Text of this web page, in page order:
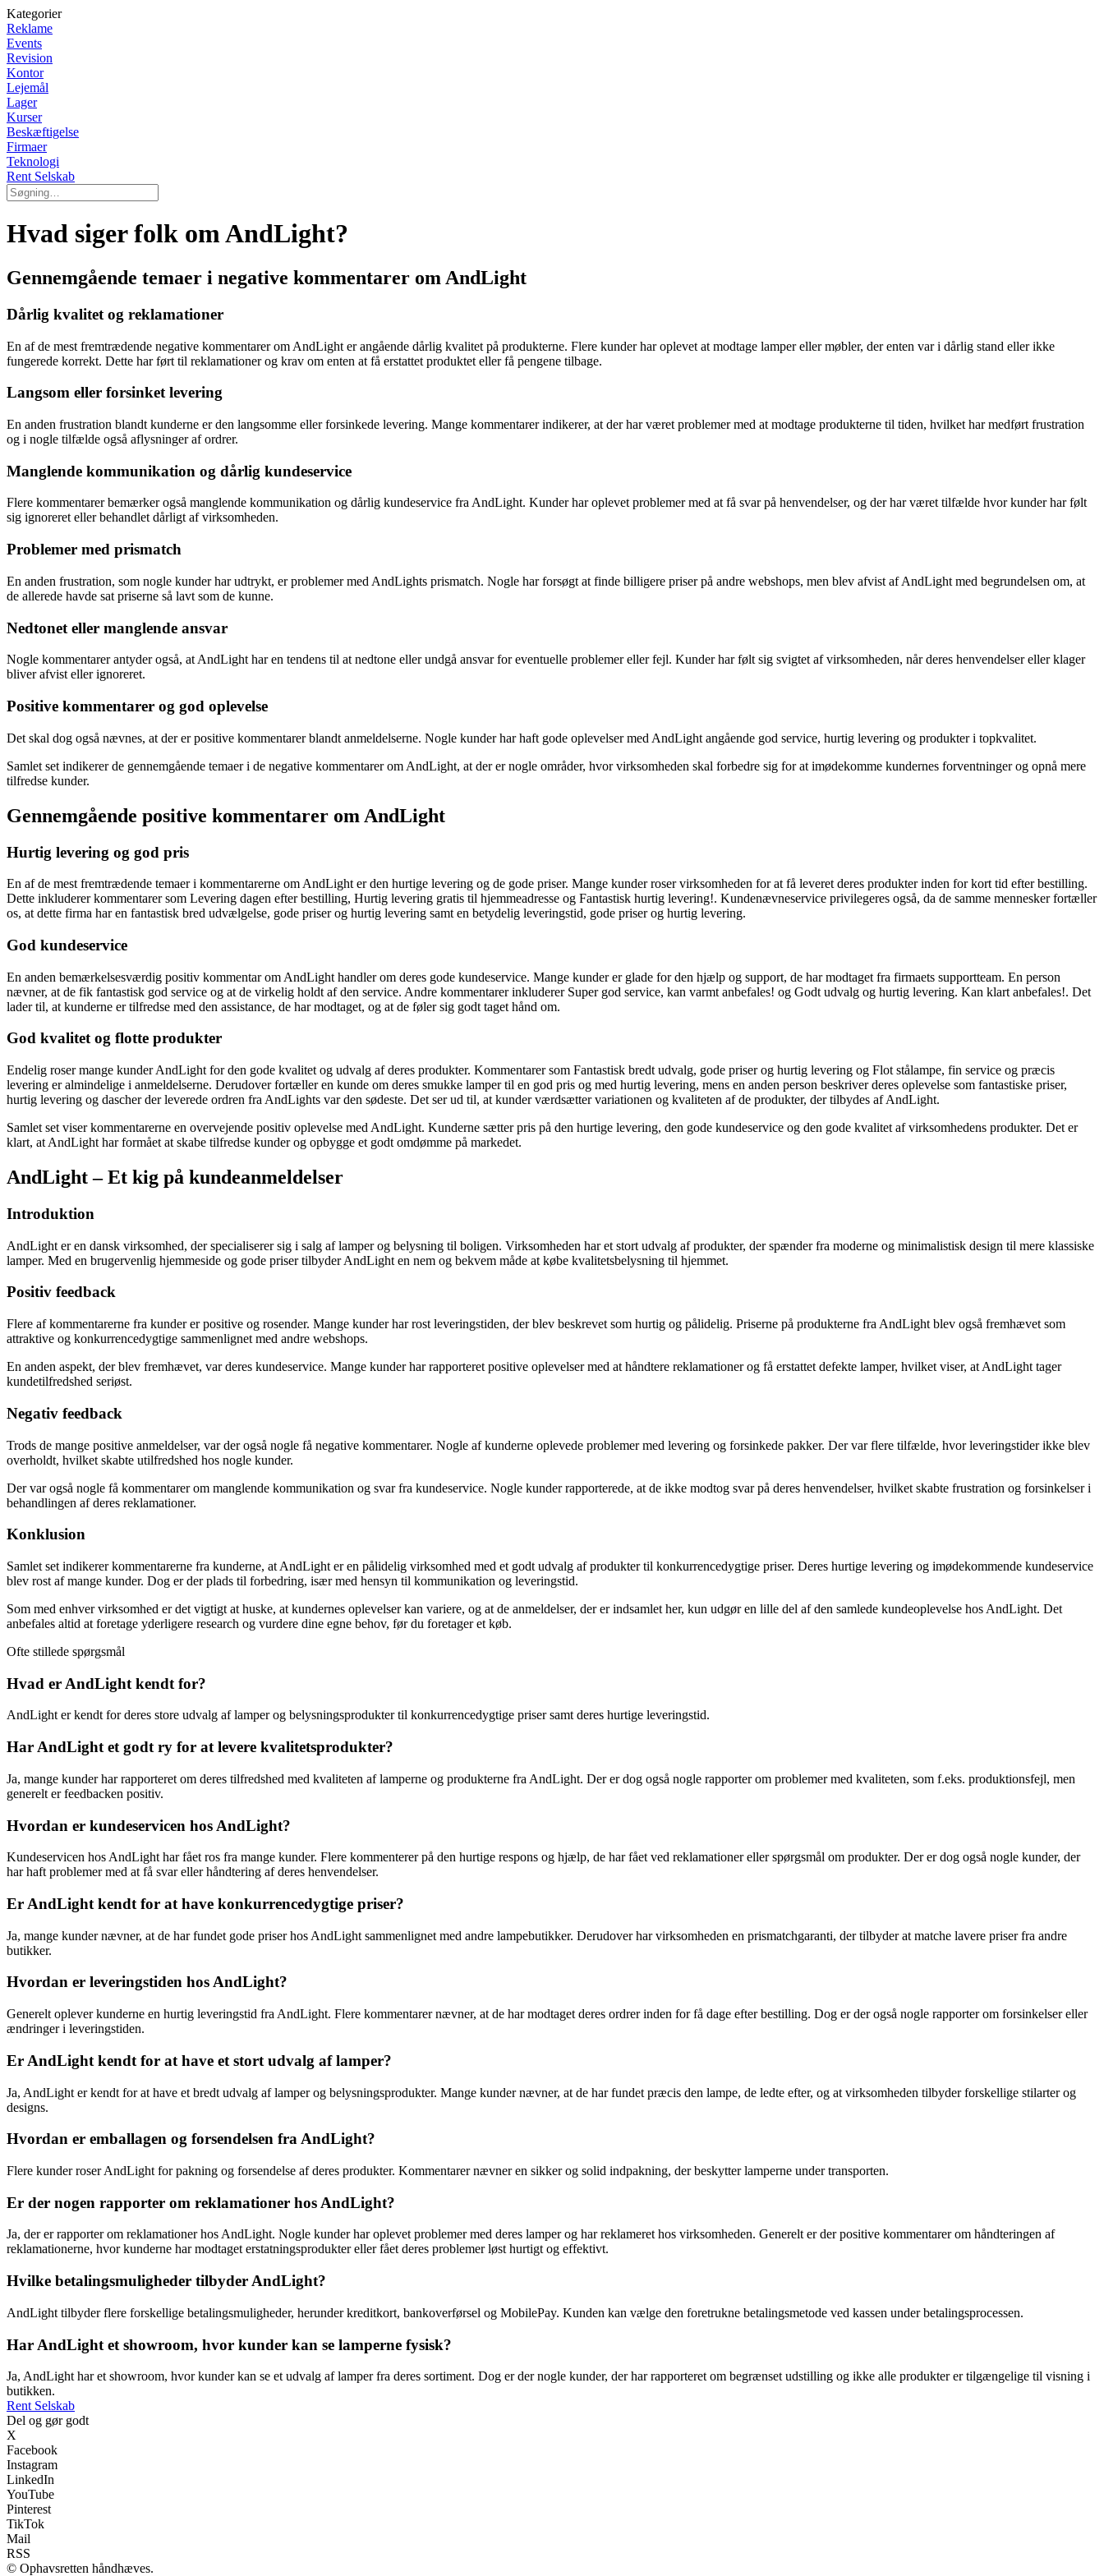
Kategorier
Reklame
Events
Revision
Kontor
Lejemål
Lager
Kurser
Beskæftigelse
Firmaer
Teknologi
Rent Selskab
Hvad siger folk om AndLight?
Gennemgående temaer i negative kommentarer om AndLight
Dårlig kvalitet og reklamationer
En af de mest fremtrædende negative kommentarer om AndLight er angående dårlig kvalitet på produkterne. Flere kunder har oplevet at modtage lamper eller møbler, der enten var i dårlig stand eller ikke
fungerede korrekt. Dette har ført til reklamationer og krav om enten at få erstattet produktet eller få pengene tilbage.
Langsom eller forsinket levering
En anden frustration blandt kunderne er den langsomme eller forsinkede levering. Mange kommentarer indikerer, at der har været problemer med at modtage produkterne til tiden, hvilket har medført frustration
og i nogle tilfælde også aflysninger af ordrer.
Manglende kommunikation og dårlig kundeservice
Flere kommentarer bemærker også manglende kommunikation og dårlig kundeservice fra AndLight. Kunder har oplevet problemer med at få svar på henvendelser, og der har været tilfælde hvor kunder har følt
sig ignoreret eller behandlet dårligt af virksomheden.
Problemer med prismatch
En anden frustration, som nogle kunder har udtrykt, er problemer med AndLights prismatch. Nogle har forsøgt at finde billigere priser på andre webshops, men blev afvist af AndLight med begrundelsen om, at
de allerede havde sat priserne så lavt som de kunne.
Nedtonet eller manglende ansvar
Nogle kommentarer antyder også, at AndLight har en tendens til at nedtone eller undgå ansvar for eventuelle problemer eller fejl. Kunder har følt sig svigtet af virksomheden, når deres henvendelser eller klager
bliver afvist eller ignoreret.
Positive kommentarer og god oplevelse
Det skal dog også nævnes, at der er positive kommentarer blandt anmeldelserne. Nogle kunder har haft gode oplevelser med AndLight angående god service, hurtig levering og produkter i topkvalitet.
Samlet set indikerer de gennemgående temaer i de negative kommentarer om AndLight, at der er nogle områder, hvor virksomheden skal forbedre sig for at imødekomme kundernes forventninger og opnå mere
tilfredse kunder.
Gennemgående positive kommentarer om AndLight
Hurtig levering og god pris
En af de mest fremtrædende temaer i kommentarerne om AndLight er den hurtige levering og de gode priser. Mange kunder roser virksomheden for at få leveret deres produkter inden for kort tid efter bestilling.
Dette inkluderer kommentarer som Levering dagen efter bestilling, Hurtig levering gratis til hjemmeadresse og Fantastisk hurtig levering!. Kundenævneservice privilegeres også, da de samme mennesker fortæller
os, at dette firma har en fantastisk bred udvælgelse, gode priser og hurtig levering samt en betydelig leveringstid, gode priser og hurtig levering.
God kundeservice
En anden bemærkelsesværdig positiv kommentar om AndLight handler om deres gode kundeservice. Mange kunder er glade for den hjælp og support, de har modtaget fra firmaets supportteam. En person
nævner, at de fik fantastisk god service og at de virkelig holdt af den service. Andre kommentarer inkluderer Super god service, kan varmt anbefales! og Godt udvalg og hurtig levering. Kan klart anbefales!. Det
lader til, at kunderne er tilfredse med den assistance, de har modtaget, og at de føler sig godt taget hånd om.
God kvalitet og flotte produkter
Endelig roser mange kunder AndLight for den gode kvalitet og udvalg af deres produkter. Kommentarer som Fantastisk bredt udvalg, gode priser og hurtig levering og Flot stålampe, fin service og præcis
levering er almindelige i anmeldelserne. Derudover fortæller en kunde om deres smukke lamper til en god pris og med hurtig levering, mens en anden person beskriver deres oplevelse som fantastiske priser,
hurtig levering og dascher der leverede ordren fra AndLights var den sødeste. Det ser ud til, at kunder værdsætter variationen og kvaliteten af de produkter, der tilbydes af AndLight.
Samlet set viser kommentarerne en overvejende positiv oplevelse med AndLight. Kunderne sætter pris på den hurtige levering, den gode kundeservice og den gode kvalitet af virksomhedens produkter. Det er
klart, at AndLight har formået at skabe tilfredse kunder og opbygge et godt omdømme på markedet.
AndLight – Et kig på kundeanmeldelser
Introduktion
AndLight er en dansk virksomhed, der specialiserer sig i salg af lamper og belysning til boligen. Virksomheden har et stort udvalg af produkter, der spænder fra moderne og minimalistisk design til mere klassiske
lamper. Med en brugervenlig hjemmeside og gode priser tilbyder AndLight en nem og bekvem måde at købe kvalitetsbelysning til hjemmet.
Positiv feedback
Flere af kommentarerne fra kunder er positive og rosender. Mange kunder har rost leveringstiden, der blev beskrevet som hurtig og pålidelig. Priserne på produkterne fra AndLight blev også fremhævet som
attraktive og konkurrencedygtige sammenlignet med andre webshops.
En anden aspekt, der blev fremhævet, var deres kundeservice. Mange kunder har rapporteret positive oplevelser med at håndtere reklamationer og få erstattet defekte lamper, hvilket viser, at AndLight tager
kundetilfredshed seriøst.
Negativ feedback
Trods de mange positive anmeldelser, var der også nogle få negative kommentarer. Nogle af kunderne oplevede problemer med levering og forsinkede pakker. Der var flere tilfælde, hvor leveringstider ikke blev
overholdt, hvilket skabte utilfredshed hos nogle kunder.
Der var også nogle få kommentarer om manglende kommunikation og svar fra kundeservice. Nogle kunder rapporterede, at de ikke modtog svar på deres henvendelser, hvilket skabte frustration og forsinkelser i
behandlingen af deres reklamationer.
Konklusion
Samlet set indikerer kommentarerne fra kunderne, at AndLight er en pålidelig virksomhed med et godt udvalg af produkter til konkurrencedygtige priser. Deres hurtige levering og imødekommende kundeservice
blev rost af mange kunder. Dog er der plads til forbedring, især med hensyn til kommunikation og leveringstid.
Som med enhver virksomhed er det vigtigt at huske, at kundernes oplevelser kan variere, og at de anmeldelser, der er indsamlet her, kun udgør en lille del af den samlede kundeoplevelse hos AndLight. Det
anbefales altid at foretage yderligere research og vurdere dine egne behov, før du foretager et køb.
Ofte stillede spørgsmål
Hvad er AndLight kendt for?
AndLight er kendt for deres store udvalg af lamper og belysningsprodukter til konkurrencedygtige priser samt deres hurtige leveringstid.
Har AndLight et godt ry for at levere kvalitetsprodukter?
Ja, mange kunder har rapporteret om deres tilfredshed med kvaliteten af lamperne og produkterne fra AndLight. Der er dog også nogle rapporter om problemer med kvaliteten, som f.eks. produktionsfejl, men
generelt er feedbacken positiv.
Hvordan er kundeservicen hos AndLight?
Kundeservicen hos AndLight har fået ros fra mange kunder. Flere kommenterer på den hurtige respons og hjælp, de har fået ved reklamationer eller spørgsmål om produkter. Der er dog også nogle kunder, der
har haft problemer med at få svar eller håndtering af deres henvendelser.
Er AndLight kendt for at have konkurrencedygtige priser?
Ja, mange kunder nævner, at de har fundet gode priser hos AndLight sammenlignet med andre lampebutikker. Derudover har virksomheden en prismatchgaranti, der tilbyder at matche lavere priser fra andre
butikker.
Hvordan er leveringstiden hos AndLight?
Generelt oplever kunderne en hurtig leveringstid fra AndLight. Flere kommentarer nævner, at de har modtaget deres ordrer inden for få dage efter bestilling. Dog er der også nogle rapporter om forsinkelser eller
ændringer i leveringstiden.
Er AndLight kendt for at have et stort udvalg af lamper?
Ja, AndLight er kendt for at have et bredt udvalg af lamper og belysningsprodukter. Mange kunder nævner, at de har fundet præcis den lampe, de ledte efter, og at virksomheden tilbyder forskellige stilarter og
designs.
Hvordan er emballagen og forsendelsen fra AndLight?
Flere kunder roser AndLight for pakning og forsendelse af deres produkter. Kommentarer nævner en sikker og solid indpakning, der beskytter lamperne under transporten.
Er der nogen rapporter om reklamationer hos AndLight?
Ja, der er rapporter om reklamationer hos AndLight. Nogle kunder har oplevet problemer med deres lamper og har reklameret hos virksomheden. Generelt er der positive kommentarer om håndteringen af
reklamationerne, hvor kunderne har modtaget erstatningsprodukter eller fået deres problemer løst hurtigt og effektivt.
Hvilke betalingsmuligheder tilbyder AndLight?
AndLight tilbyder flere forskellige betalingsmuligheder, herunder kreditkort, bankoverførsel og MobilePay. Kunden kan vælge den foretrukne betalingsmetode ved kassen under betalingsprocessen.
Har AndLight et showroom, hvor kunder kan se lamperne fysisk?
Ja, AndLight har et showroom, hvor kunder kan se et udvalg af lamper fra deres sortiment. Dog er der nogle kunder, der har rapporteret om begrænset udstilling og ikke alle produkter er tilgængelige til visning i
butikken.
Rent Selskab
Del og gør godt
X
Facebook
Instagram
LinkedIn
YouTube
Pinterest
TikTok
Mail
RSS
© Ophavsretten håndhæves.